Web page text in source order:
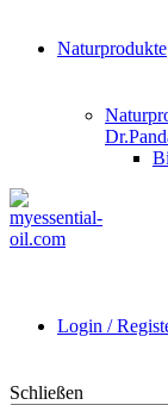
Naturprodukte
Login /
Schließen